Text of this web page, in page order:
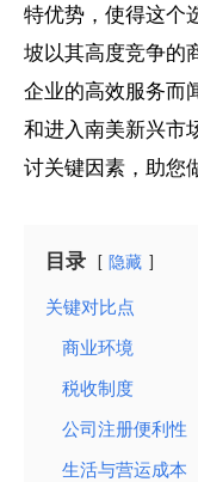
特优势，使得这个
坡以其高度竞争的
企业的高效服务而
和进入南美新兴市
讨关键因素，助您
目录 隐藏
关键对比点
商业环境
税收制度
公司注册便利性
生活与营运成本